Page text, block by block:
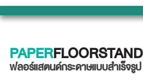
PAPERFLOORSTAND
ฟลอร์แสตนด์กระดาษแบบสำเร็จรูป